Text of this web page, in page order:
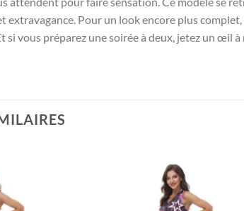
extravagance. Pour un look encore plus complet,
si vous préparez une soirée à deux, jetez un œil à